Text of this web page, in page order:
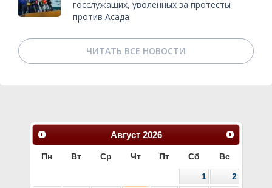
госслужащих, уволенных за протесты
против Асада
ЧИТАТЬ ВСЕ НОВОСТИ
Август 2026
Пн Вт Ср Чт Пт Сб Вс
1
2